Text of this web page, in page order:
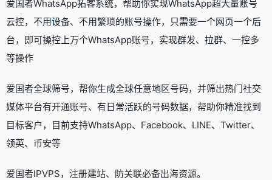
爱国者WhatsApp拓客系统，帮助你实现WhatsApp超大量账号
云控，不用设备、不用繁琐的账号操作，只需要一个网页一个后
台，即可操控上万个WhatsApp账号，实现群发、拉群、一控多
等操作
爱国者全球筛号，帮你生成全球任意地区号码，并筛出热门社交
媒体平台有开通账号、有日常活跃的号码数据，帮助你精准找到
目标客户，目前支持WhatsApp、Facebook、LINE、Twitter、
领英、币安等
爱国者IPVPS，注册建站、防关联必备出海资源。